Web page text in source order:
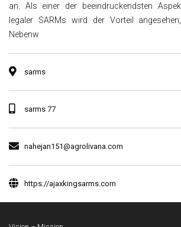
an. Als einer der beeindruckendsten
legaler SARMs wird der Vorteil
Nebenw
sarms
sarms 77
nahejan151@agrolivana.com
https://ajaxkingsarms.com